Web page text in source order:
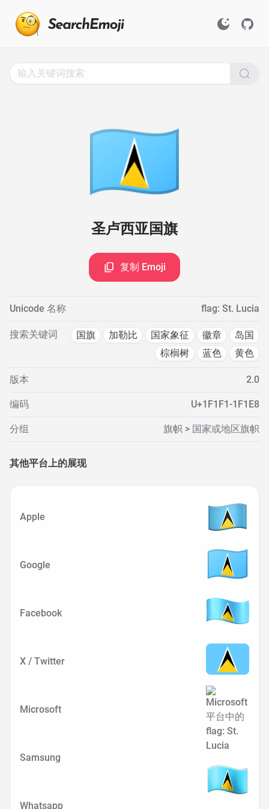
🇱🇨
圣卢西亚国旗
复制 Emoji
Unicode 名称 flag: St. Lucia
搜索关键词 国旗 加勒比 国家象征 徽章
岛国
棕榈树
蓝色 黄色
版本 2.0
编码 U+1F1F1-1F1E8
分组 旗帜 > 国家或地区旗帜
其他平台上的展现
Apple
Google
Facebook
X / Twitter
Microsoft
Samsung
Whatsapp